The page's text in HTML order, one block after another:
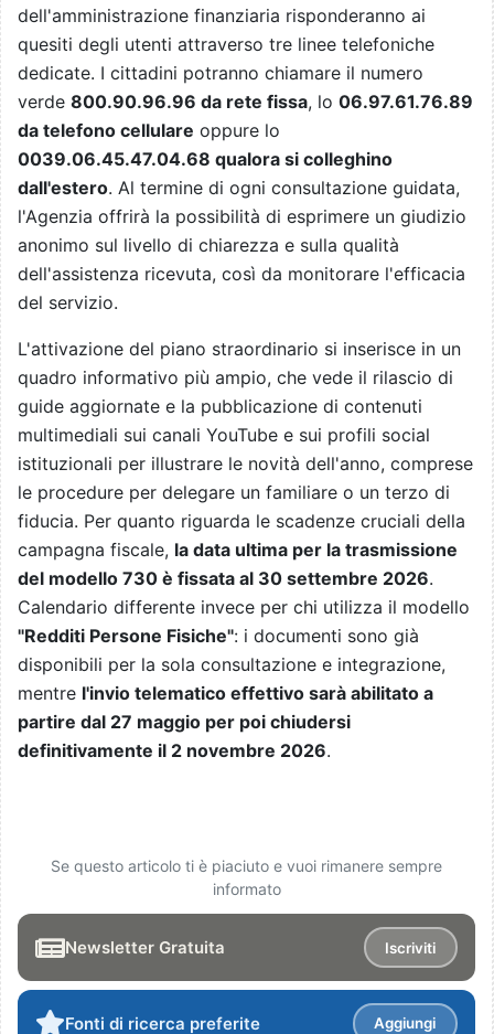
dell'amministrazione finanziaria risponderanno ai
quesiti degli utenti attraverso tre linee telefoniche
dedicate. I cittadini potranno chiamare il numero
verde 800.90.96.96 da rete fissa, lo 06.97.61.76.89
da telefono cellulare oppure lo
0039.06.45.47.04.68 qualora si colleghino
dall'estero. Al termine di ogni consultazione guidata,
l'Agenzia offrirà la possibilità di esprimere un giudizio
anonimo sul livello di chiarezza e sulla qualità
dell'assistenza ricevuta, così da monitorare l'efficacia
del servizio.
L'attivazione del piano straordinario si inserisce in un
quadro informativo più ampio, che vede il rilascio di
guide aggiornate e la pubblicazione di contenuti
multimediali sui canali YouTube e sui profili social
istituzionali per illustrare le novità dell'anno, comprese
le procedure per delegare un familiare o un terzo di
fiducia. Per quanto riguarda le scadenze cruciali della
campagna fiscale, la data ultima per la trasmissione
del modello 730 è fissata al 30 settembre 2026.
Calendario differente invece per chi utilizza il modello
"Redditi Persone Fisiche": i documenti sono già
disponibili per la sola consultazione e integrazione,
mentre l'invio telematico effettivo sarà abilitato a
partire dal 27 maggio per poi chiudersi
definitivamente il 2 novembre 2026.
Se questo articolo ti è piaciuto e vuoi rimanere sempre
informato
Newsletter Gratuita Iscriviti
Fonti di ricerca preferite Aggiungi